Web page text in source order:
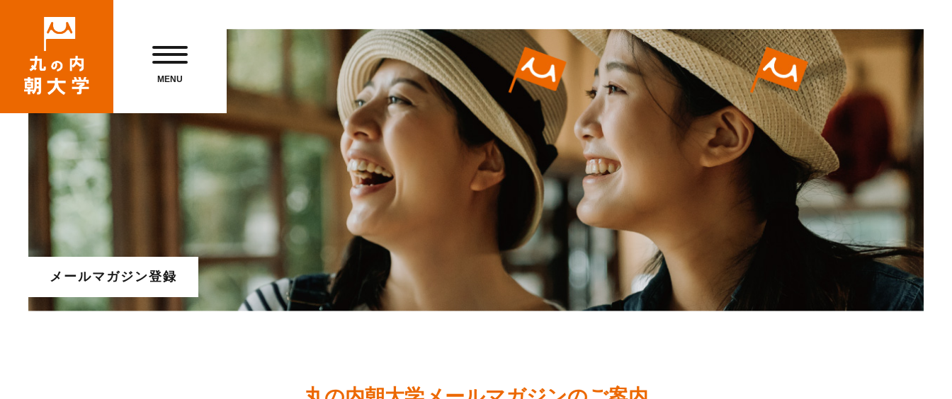
MENU
メールマガジン登録